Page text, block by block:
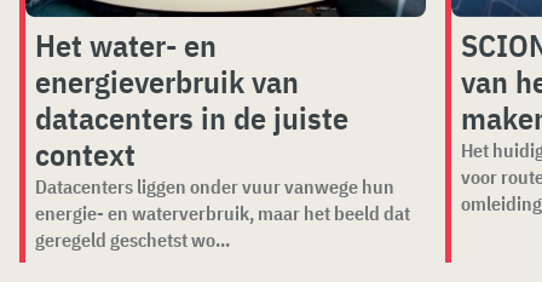
Het water- en
energieverbruik van
datacenters in de juiste
context
Datacenters liggen onder vuur vanwege hun
energie- en waterverbruik, maar het beeld dat
geregeld geschetst wo...
van
Het
voor